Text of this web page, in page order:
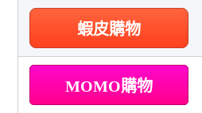
蝦皮購物
MOMO購物